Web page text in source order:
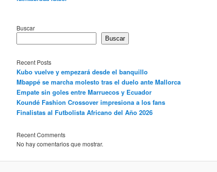
Buscar
Buscar
Recent Posts
Kubo vuelve y empezará desde el banquillo
Mbappé se marcha molesto tras el duelo ante Mallorca
Empate sin goles entre Marruecos y Ecuador
Koundé Fashion Crossover impresiona a los fans
Finalistas al Futbolista Africano del Año 2026
Recent Comments
No hay comentarios que mostrar.